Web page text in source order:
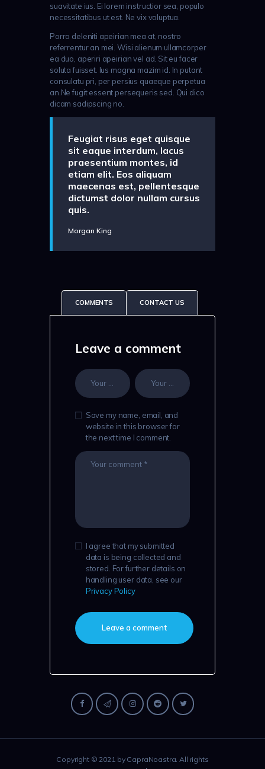
suavitate ius. Ei lorem instructior sea, populo
necessitatibus ut est. Ne vix voluptua.
Porro deleniti apeirian mea at, nostro
referrentur an mei. Wisi alienum ullamcorper
ea duo, aperiri apeirian vel ad. Sit eu facer
soluta fuisset. Ius magna mazim id. In putant
consulatu pri, per persius quaeque perpetua
an.Ne fugit essent persequeris sed. Qui dico
dicam sadipscing no.
Feugiat risus eget quisque
sit eaque interdum, lacus
praesentium montes, id
etiam elit. Eos aliquam
maecenas est, pellentesque
dictumst dolor nullam cursus
quis.
Morgan King
COMMENTS CONTACT US
Leave a comment
Save my name, email, and
website in this browser for
the next time I comment.
I agree that my submitted
data is being collected and
stored. For further details on
handling user data, see our
Privacy Policy
Copyright © 2021 by CapraNoastra. All rights